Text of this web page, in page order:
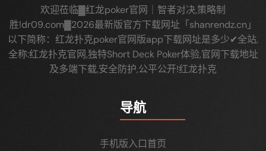
欢迎莅临▓红龙poker官网｜智者对决,策略制
胜!dr09.com▓2026最新版官方下载网址「shanrendz.cn」
以下简称：红龙扑克poker官网版app下载网址是多少✔全站,
全称:红龙扑克官网,独特Short Deck Poker体验,官网下载地址
及多端下载,安全防护,公平公开!红龙扑克
导航
手机版入口首页